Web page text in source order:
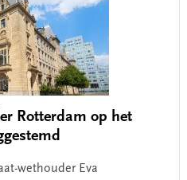
Rotterdam op het
wethouder Eva